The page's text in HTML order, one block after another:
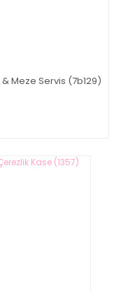
Meze Servis (7b129)